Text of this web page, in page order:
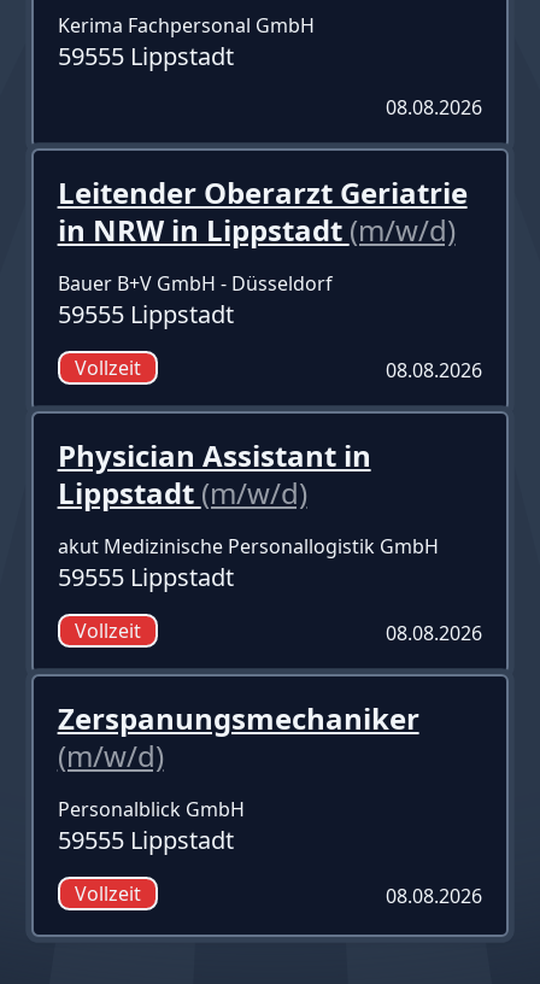
Kerima Fachpersonal GmbH
59555 Lippstadt
08.08.2026
Leitender Oberarzt Geriatrie
in NRW in Lippstadt (m/w/d)
Bauer B+V GmbH - Düsseldorf
59555 Lippstadt
Vollzeit 08.08.2026
Physician Assistant in
Lippstadt (m/w/d)
akut Medizinische Personallogistik GmbH
59555 Lippstadt
Vollzeit 08.08.2026
Zerspanungsmechaniker
(m/w/d)
Personalblick GmbH
59555 Lippstadt
Vollzeit 08.08.2026